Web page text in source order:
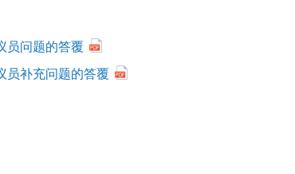
员问题的答覆
员补充问题的答覆